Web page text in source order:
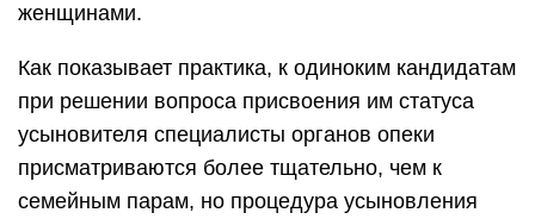
женщинами.
Как показывает практика, к одиноким кандидатам
при решении вопроса присвоения им статуса
усыновителя специалисты органов опеки
присматриваются более тщательно, чем к
семейным парам, но процедура усыновления